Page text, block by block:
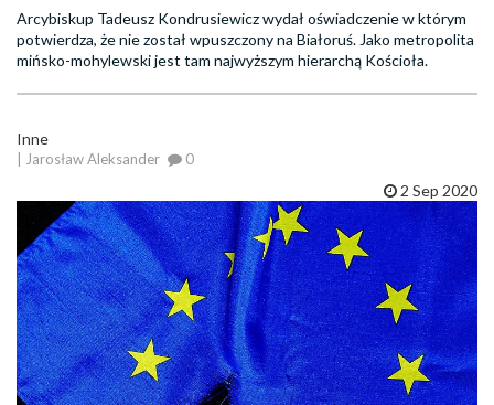
Arcybiskup Tadeusz Kondrusiewicz wydał oświadczenie w którym
potwierdza, że nie został wpuszczony na Białoruś. Jako metropolita
mińsko-mohylewski jest tam najwyższym hierarchą Kościoła.
Inne
| Jarosław Aleksander 0
2 Sep 2020